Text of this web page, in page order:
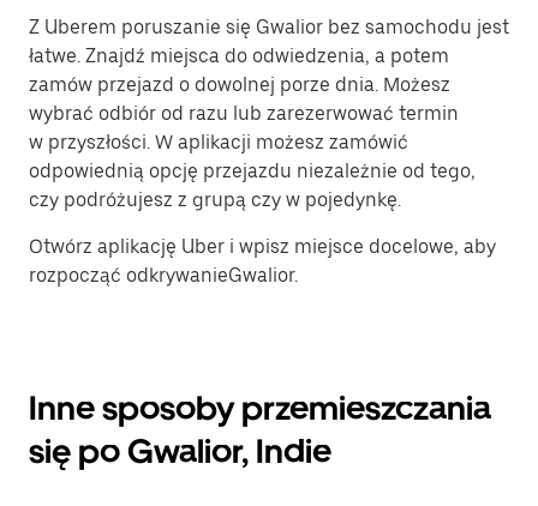
Z Uberem poruszanie się Gwalior bez samochodu jest
łatwe. Znajdź miejsca do odwiedzenia, a potem
zamów przejazd o dowolnej porze dnia. Możesz
wybrać odbiór od razu lub zarezerwować termin
w przyszłości. W aplikacji możesz zamówić
odpowiednią opcję przejazdu niezależnie od tego,
czy podróżujesz z grupą czy w pojedynkę.
Otwórz aplikację Uber i wpisz miejsce docelowe, aby
rozpocząć odkrywanieGwalior.
Inne sposoby przemieszczania
się po Gwalior, Indie